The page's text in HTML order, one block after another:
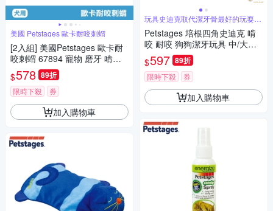
美國 Petstages 歐卡耐咬刺蝟
[2入組] 美國Petstages 歐卡耐
咬刺蝟 67894 寵物 磨牙 啃咬
狗玩具 寵物玩具
$578 89折
限時下殺 券
加入購物車
玩具史迪克取代潔牙骨最好的玩耍抗
憂鬱玩具
Petstages 培根四角史迪克 啃
咬 耐咬 狗狗潔牙玩具 中/大型
犬適用 中大型犬
$597 89折
限時下殺 券
加入購物車